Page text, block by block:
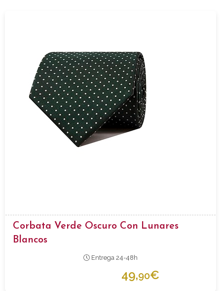
Corbata Verde Oscuro Con Lunares
Blancos
Entrega 24-48h
49,90€